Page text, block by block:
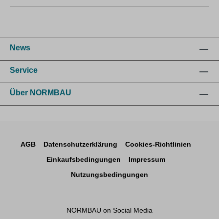
News
Service
Über NORMBAU
AGB Datenschutzerklärung
Cookies-Richtlinien
Einkaufsbedingungen
Impressum
Nutzungsbedingungen
NORMBAU on Social Media